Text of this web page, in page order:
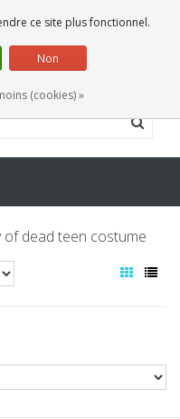
0 Articles
dead teen costume
ce site plus fonctionnel.
Non
(cookies) »